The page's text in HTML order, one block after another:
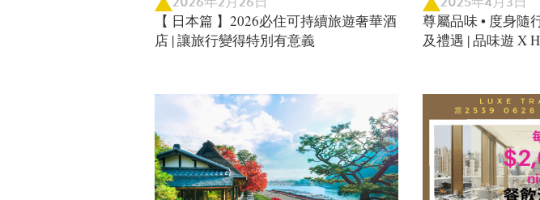
【 日本篇 】2026必住可持續旅遊奢華酒
店 | 讓旅行變得特別有意義
尊屬品味 • 度身隨
及禮遇 | 品味遊 X